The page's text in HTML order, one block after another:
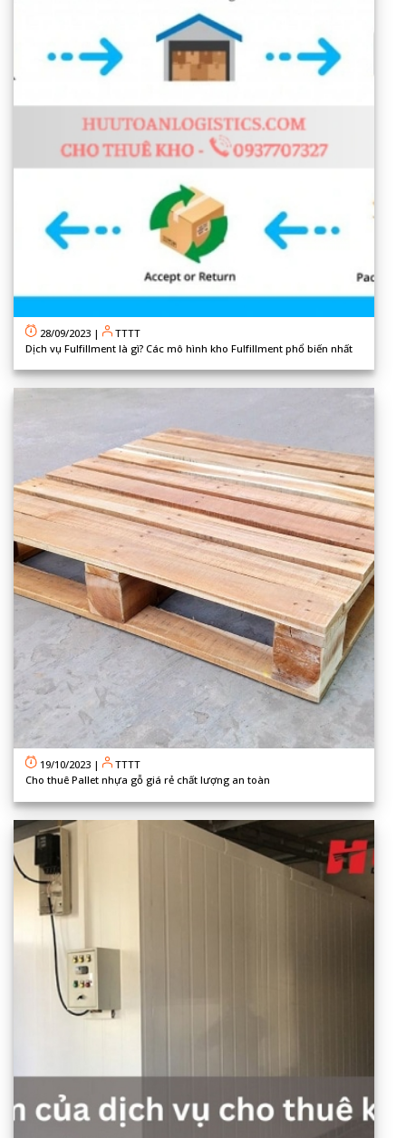
28/09/2023 |
TTTT
Dịch vụ Fulfillment là gì? Các mô hình kho Fulfillment phổ biến nhất
19/10/2023 |
TTTT
Cho thuê Pallet nhựa gỗ giá rẻ chất lượng an toàn